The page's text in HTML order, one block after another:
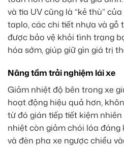
và tia UV cũng là “kẻ thù”
taplo, các chi tiết nhựa và gỗ
được bảo vệ khỏi tình trạng
hóa sớm, giúp giữ gìn giá trị
Nâng tầm trải nghiệm lái xe
Giảm nhiệt độ bên trong xe
hoạt động hiệu quả hơn,
từ đó gián tiếp tiết kiệm
nhiệt còn giảm chói lóa
và đèn pha xe ngược chiều